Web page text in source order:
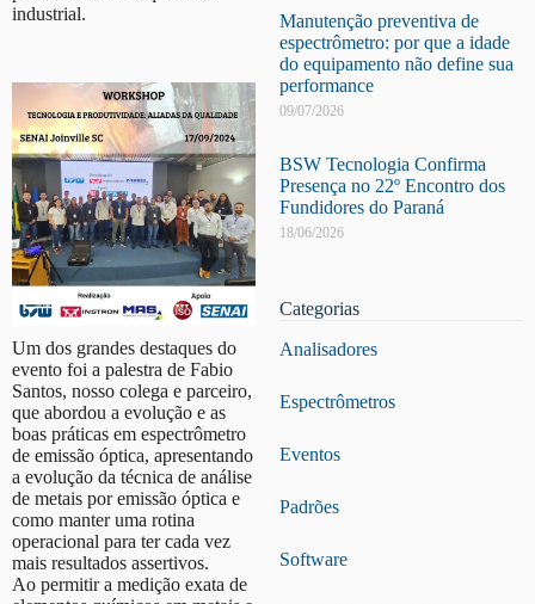
industrial.
Um dos grandes destaques do
evento foi a palestra de Fabio
Santos, nosso colega e parceiro,
que abordou a evolução e as
boas práticas em espectrômetro
de emissão óptica, apresentando
a evolução da técnica de análise
de metais por emissão óptica e
como manter uma rotina
operacional para ter cada vez
mais resultados assertivos.
Ao permitir a medição exata de
Manutenção preventiva de
espectrômetro: por que a idade
do equipamento não define sua
performance
09/07/2026
BSW Tecnologia Confirma
Presença no 22º Encontro dos
Fundidores do Paraná
18/06/2026
Categorias
Analisadores
Espectrômetros
Eventos
Padrões
Software